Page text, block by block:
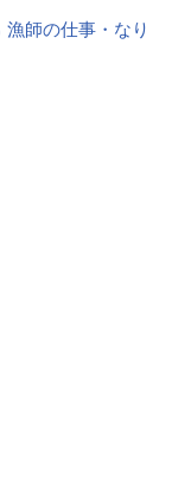
師の仕事・なり